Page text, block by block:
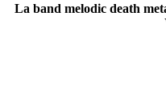
La band melodic death